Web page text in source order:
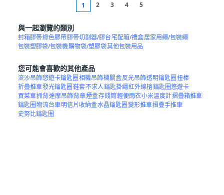
1 2 3 4 5
與一起瀏覽的類別
封箱膠帶綠色膠帶膠帶切割器/膠台宅配箱/禮盒居家用繩/包裝繩
包裝塑膠袋/包裝機購物袋/塑膠袋其他包裝用品
您可能會喜歡的其他產品
流沙吊飾悠遊卡鑰匙圈相機吊飾機關盒反光吊飾透明鑰匙圈扭棒
折疊推車發光鑰匙圈鞋套不求人鑰匙掛繩紅外線槍鑰匙圈悠遊卡
買菜車抓背達摩吊飾背章煙盒存錢筒輕便雨衣小米溫度計摺疊箱推車
鑰匙圈物流台車明信片收納盒水晶鑰匙圈變形推車摺疊手推車
史努比鑰匙圈